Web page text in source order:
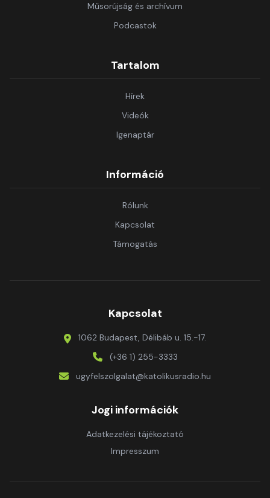
Műsorújság és archívum
Podcastok
Tartalom
Hírek
Videók
Igenaptár
Információ
Rólunk
Kapcsolat
Támogatás
Kapcsolat
1062 Budapest, Délibáb u. 15.-17.
(+36 1) 255-3333
ugyfelszolgalat@katolikusradio.hu
Jogi információk
Adatkezelési tájékoztató
Impresszum